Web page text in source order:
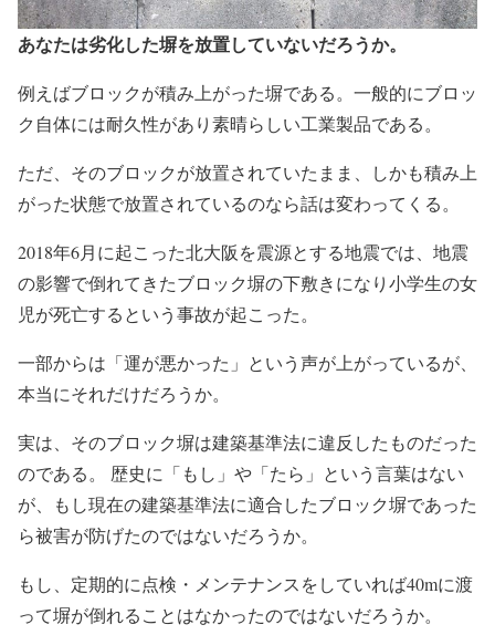
あなたは劣化した塀を放置していないだろうか。
例えばブロックが積み上がった塀である。一般的にブロッ
ク自体には耐久性があり素晴らしい工業製品である。
ただ、そのブロックが放置されていたまま、しかも積み上
がった状態で放置されているのなら話は変わってくる。
2018年6月に起こった北大阪を震源とする地震では、地震
の影響で倒れてきたブロック塀の下敷きになり小学生の女
児が死亡するという事故が起こった。
一部からは「運が悪かった」という声が上がっているが、
本当にそれだけだろうか。
実は、そのブロック塀は建築基準法に違反したものだった
のである。 歴史に「もし」や「たら」という言葉はない
が、もし現在の建築基準法に適合したブロック塀であった
ら被害が防げたのではないだろうか。
もし、定期的に点検・メンテナンスをしていれば40mに渡
って塀が倒れることはなかったのではないだろうか。